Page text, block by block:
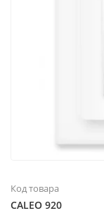
Код товара
CALEO 920